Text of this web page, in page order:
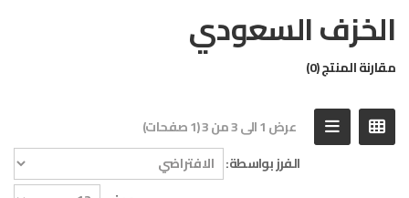
الخزف السعودي
مقارنة المنتج (0)
عرض 1 الى 3 من 3 (1 صفحات)
الفرز بواسطة: